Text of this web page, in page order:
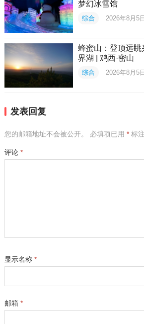
梦幻冰雪馆
综合 2026年8月5
蜂蜜山：登顶远
界湖 | 鸡西·密山
综合 2026年8月5日
发表回复
您的邮箱地址不会被公开。 必填项已用 *标注
评论 *
显示名称 *
邮箱 *